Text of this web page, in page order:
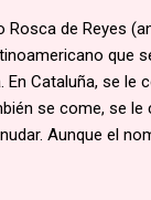
Rosca de Reyes
que
En Cataluña, se le
se come, se
Aunque el